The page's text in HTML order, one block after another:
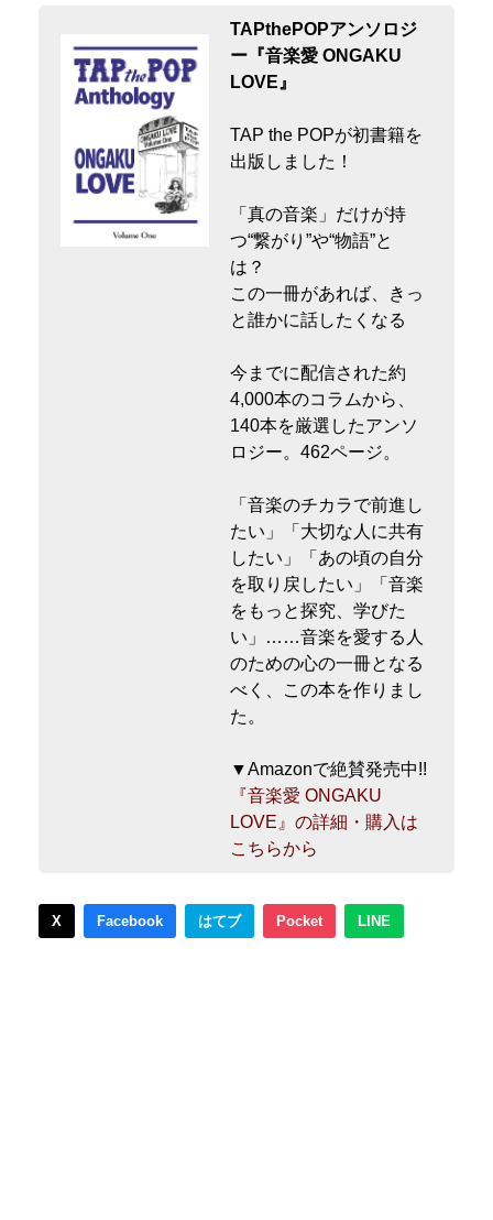
TAPthePOPアンソロジ
ー『音楽愛 ONGAKU
LOVE』
TAP the POPが初書籍を
出版しました！
「真の音楽」だけが持
つ“繋がり”や“物語”と
は？
この一冊があれば、きっ
と誰かに話したくなる
今までに配信された約
4,000本のコラムから、
140本を厳選したアンソ
ロジー。462ページ。
「音楽のチカラで前進し
たい」「大切な人に共有
したい」「あの頃の自分
を取り戻したい」「音楽
をもっと探究、学びた
い」……音楽を愛する人
のための心の一冊となる
べく、この本を作りまし
た。
▼Amazonで絶賛発売中!!
『音楽愛 ONGAKU
LOVE』の詳細・購入は
こちらから
X Facebook はてブ Pocket LINE